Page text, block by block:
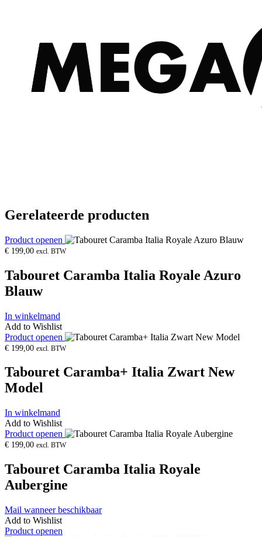
Gerelateerde producten
Product openen
€ 199,00 excl. BTW
Tabouret Caramba Italia Royale Azuro
Blauw
In winkelmand
Add to Wishlist
Product openen
€ 199,00 excl. BTW
Tabouret Caramba+ Italia Zwart New
Model
In winkelmand
Add to Wishlist
Product openen
€ 199,00 excl. BTW
Tabouret Caramba Italia Royale
Aubergine
Mail wanneer beschikbaar
Add to Wishlist
Product openen